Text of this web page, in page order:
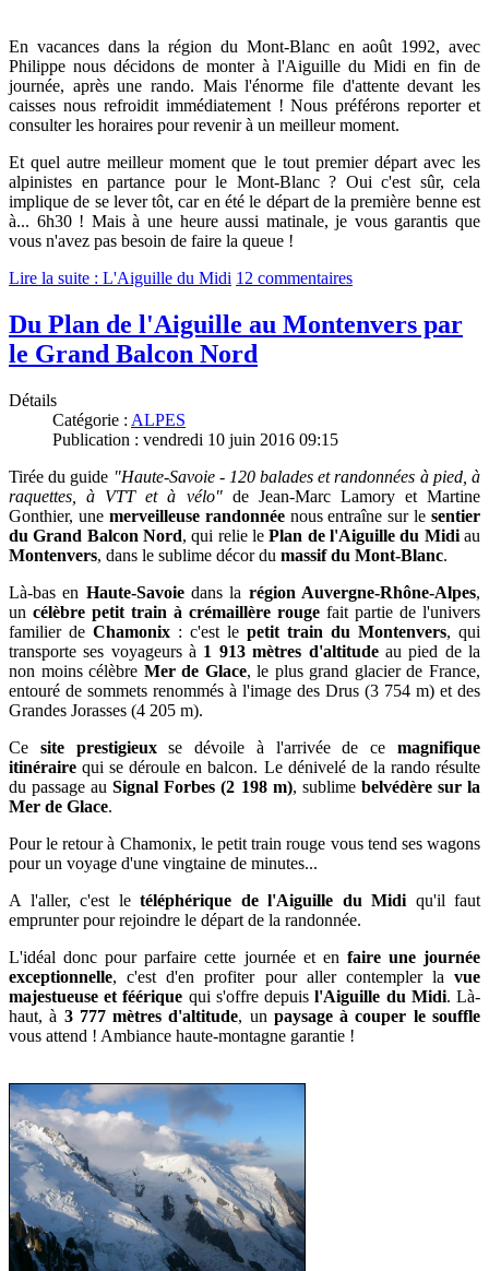
En vacances dans la région du Mont-Blanc en août 1992, avec
Philippe nous décidons de monter à l'Aiguille du Midi en fin de
journée, après une rando. Mais l'énorme file d'attente devant les
caisses nous refroidit immédiatement ! Nous préférons reporter et
consulter les horaires pour revenir à un meilleur moment.
Et quel autre meilleur moment que le tout premier départ avec les
alpinistes en partance pour le Mont-Blanc ? Oui c'est sûr, cela
implique de se lever tôt, car en été le départ de la première benne est
à... 6h30 ! Mais à une heure aussi matinale, je vous garantis que
vous n'avez pas besoin de faire la queue !
Lire la suite : L'Aiguille du Midi 12 commentaires
Du Plan de l'Aiguille au Montenvers par
le Grand Balcon Nord
Détails
Catégorie : ALPES
Publication : vendredi 10 juin 2016 09:15
Tirée du guide "Haute-Savoie - 120 balades et randonnées à pied, à
raquettes, à VTT et à vélo"de Jean-Marc Lamory et Martine
Gonthier, une merveilleuse randonnéenous entraîne sur le sentier
du Grand Balcon Nord, qui relie lePlan de l'Aiguille du Midiau
Montenvers, dans le sublime décor du massif du Mont-Blanc.
Là-basen Haute-Savoiedans la région Auvergne-Rhône-Alpes,
un célèbre petit train à crémaillère rouge fait partie de l'univers
familier de Chamonix : c'est le petit train du Montenvers, qui
transporte ses voyageurs à 1 913 mètres d'altitudeau pied de la
non moins célèbre Mer de Glace, le plus grand glacier de France,
entouré de sommets renommés à l'image des Drus (3 754 m) et des
Grandes Jorasses (4 205 m).
Ce
site prestigieuxse dévoile à l'arrivée de cemagnifique
itinéraire qui se déroule en balcon. Le dénivelé de la rando résulte
du passage auSignal Forbes (2 198 m), sublime belvédère sur la
Mer de Glace.
Pour le retour à Chamonix, le petittrain rouge vous tend ses wagons
pour un voyage d'une vingtaine de minutes...
A l'aller, c'est le téléphérique de l'Aiguille du Midi qu'il faut
emprunter pour rejoindre le départ de la randonnée.
L'idéal donc pour parfairecette journée et en faire une journée
exceptionnelle, c'est d'en profiter pour aller contempler la vue
majestueuse et féérique qui s'offre depuisl'Aiguille du Midi. Là-
haut, à 3 777 mètres d'altitude, un paysage à couper le souffle
vous attend ! Ambiance haute-montagne garantie !